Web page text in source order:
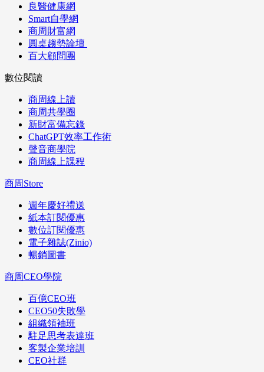
良醫健康網
Smart自學網
商周財富網
圓桌趨勢論壇
百大顧問團
數位閱讀
商周線上讀
商周共學圈
新財富備忘錄
ChatGPT效率工作術
聲音商學院
商周線上課程
商周Store
週年慶好禮送
紙本訂閱優惠
數位訂閱優惠
電子雜誌(Zinio)
暢銷圖書
商周CEO學院
百億CEO班
CEO50失敗學
組織領袖班
駐足思考表達班
客製企業培訓
CEO社群